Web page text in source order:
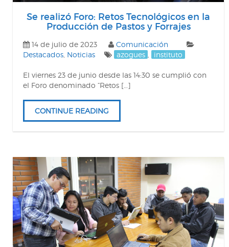
Se realizó Foro: Retos Tecnológicos en la
Producción de Pastos y Forrajes
14 de julio de 2023
Comunicación
Destacados Noticias azogues instituto
El viernes 23 de junio desde las 14:30 se cumplió con
el Foro denominado “Retos […]
CONTINUE READING